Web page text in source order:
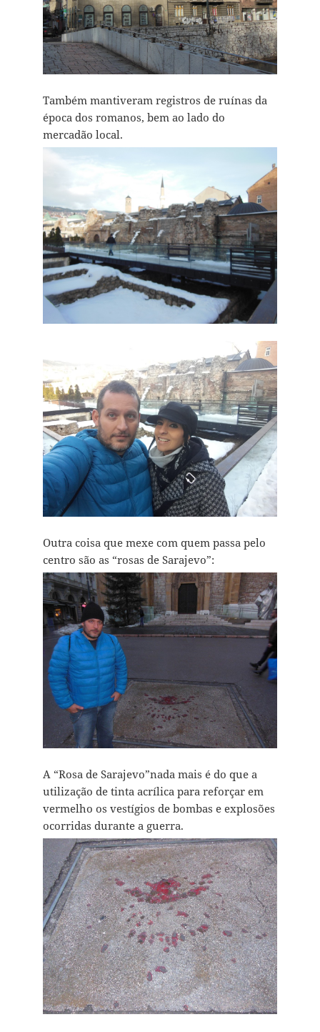
Também mantiveram registros de ruínas da
época dos romanos, bem ao lado do
mercadão local.
Outra coisa que mexe com quem passa pelo
centro são as “rosas de Sarajevo”:
A “Rosa de Sarajevo”nada mais é do que a
utilização de tinta acrílica para reforçar em
vermelho os vestígios de bombas e explosões
ocorridas durante a guerra.